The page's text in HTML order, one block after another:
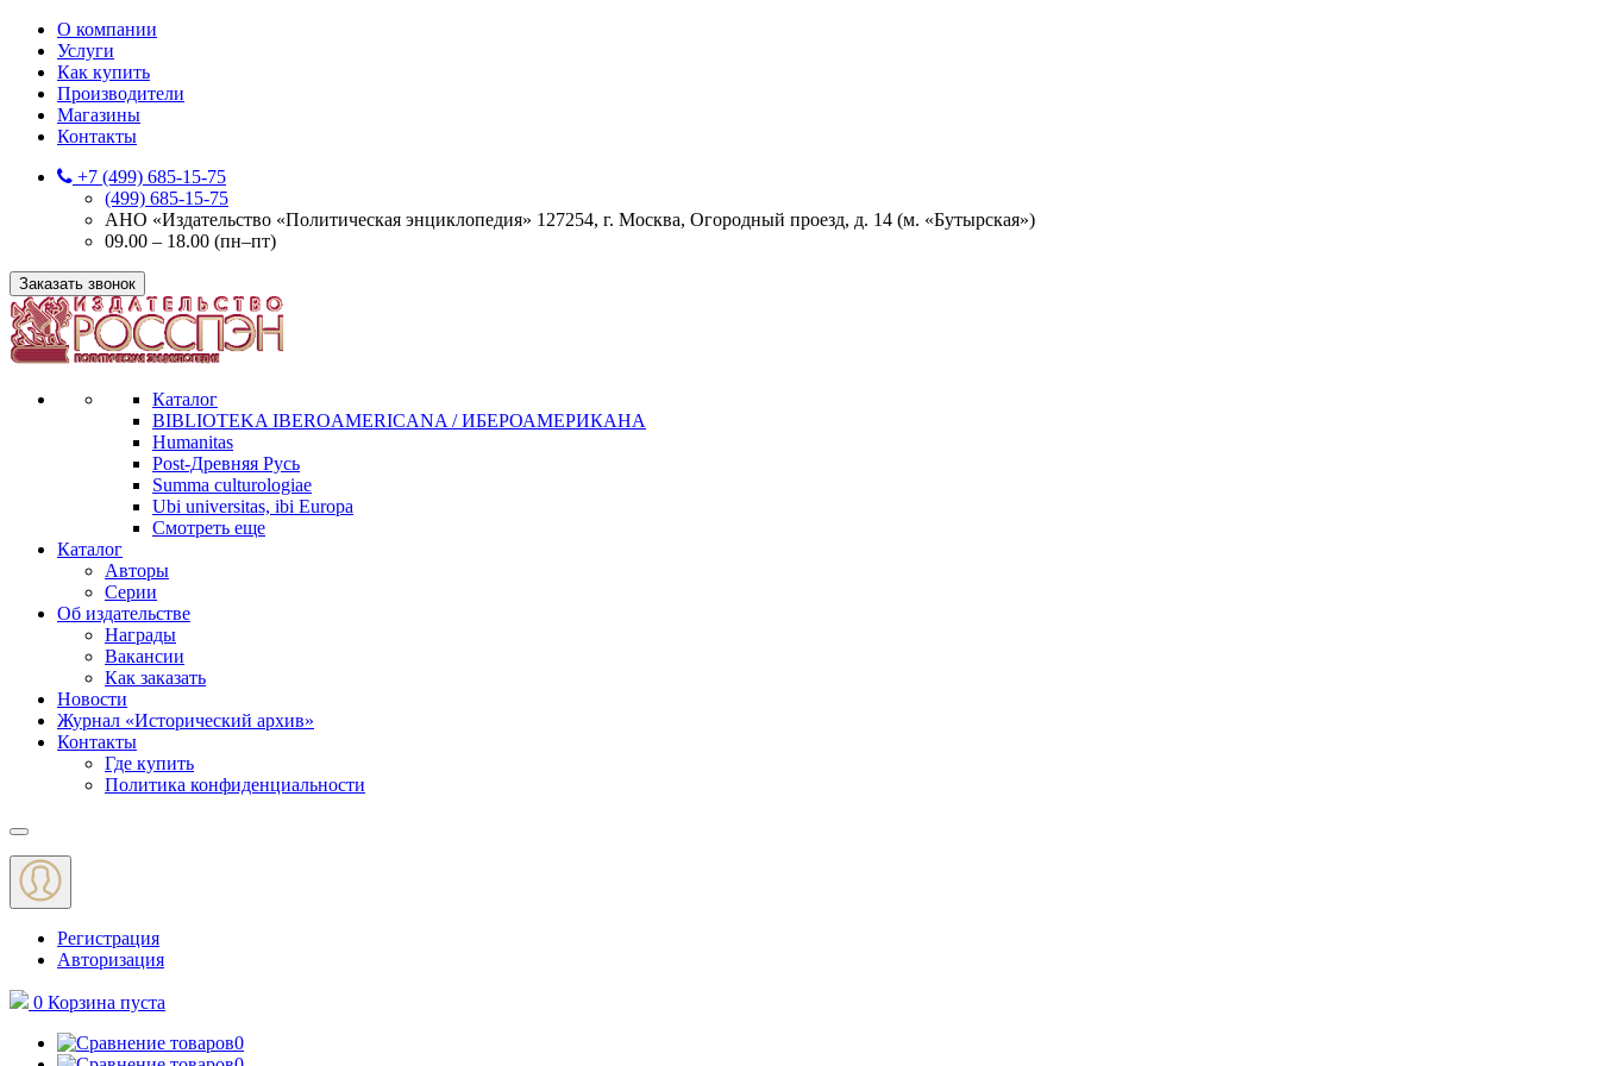
О компании
Услуги
Как купить
Производители
Магазины
Контакты
+7 (499) 685-15-75
(499) 685-15-75
АНО «Издательство «Политическая энциклопедия» 127254, г. Москва, Огородный проезд, д. 14 (м. «Бутырская»)
09.00 – 18.00 (пн–пт)
Заказать звонок
Каталог
BIBLIOTEKA IBEROAMERICANA / ИБЕРОАМЕРИКАНА
Humanitas
Post-Древняя Русь
Summa culturologiae
Ubi universitas, ibi Europa
Смотреть еще
Каталог
Авторы
Серии
Об издательстве
Награды
Вакансии
Как заказать
Новости
Журнал «Исторический архив»‎
Контакты
Где купить
Политика конфиденциальности
Меню
Регистрация
Авторизация
0 Корзина пуста
0